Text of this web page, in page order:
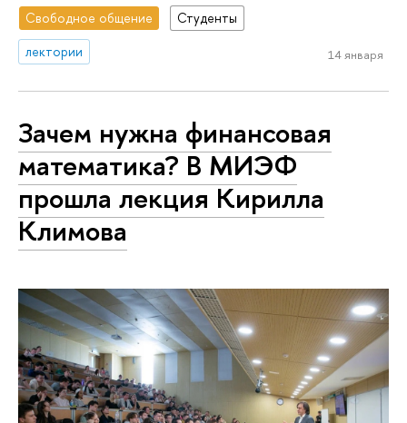
Свободное общение
Студенты
лектории
14 января
Зачем нужна финансовая
математика? В МИЭФ
прошла лекция Кирилла
Климова